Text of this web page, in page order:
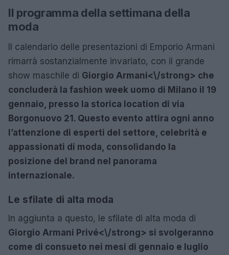
Il programma della settimana della
moda
Il calendario delle presentazioni di Emporio Armani
rimarrà sostanzialmente invariato, con il grande
show maschile di Giorgio Armani<\/strong> che
concluderà la fashion week uomo di Milano il 19
gennaio, presso la storica location di via
Borgonuovo 21. Questo evento attira ogni anno
l’attenzione di esperti del settore, celebrità e
appassionati di moda, consolidando la
posizione del brand nel panorama
internazionale.
Le sfilate di alta moda
In aggiunta a questo, le sfilate di alta moda di
Giorgio Armani Privé<\/strong> si svolgeranno
come di consueto nei mesi di gennaio e luglio